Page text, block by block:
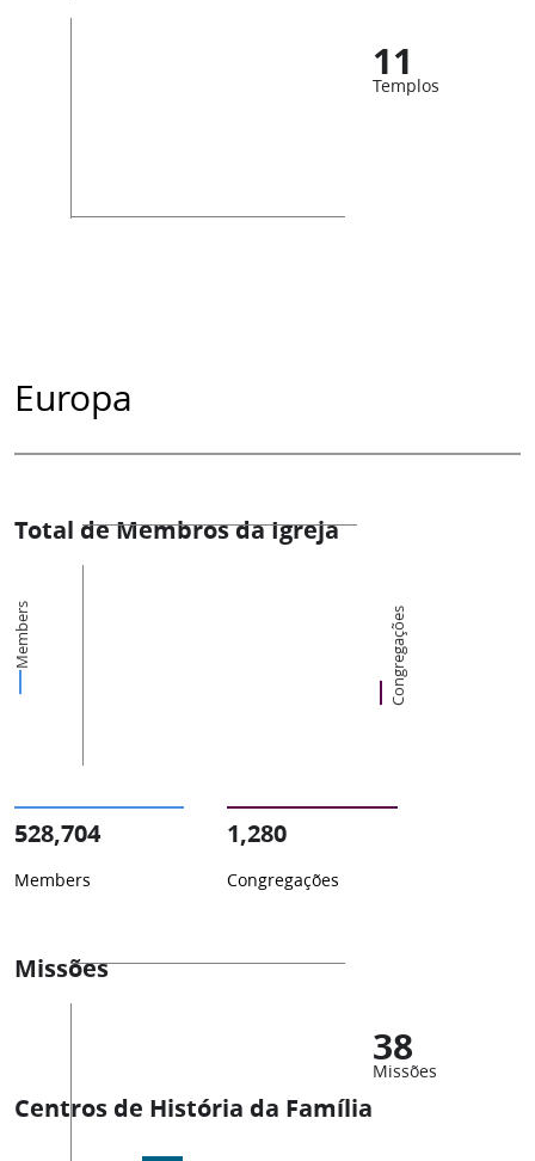
11
Templos
Europa
Total de Membros da Igreja
Members Congregações
528,704
Members
1,280
Congregações
Missões
38
Missões
Centros de História da Família